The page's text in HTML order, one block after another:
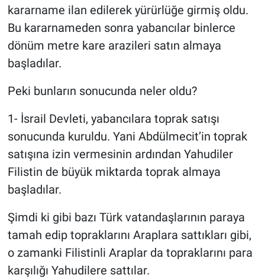
kararname ilan edilerek yürürlüğe girmiş oldu.
Bu kararnameden sonra yabancılar binlerce
dönüm metre kare arazileri satın almaya
başladılar.
Peki bunların sonucunda neler oldu?
1- İsrail Devleti, yabancılara toprak satışı
sonucunda kuruldu. Yani Abdülmecit’in toprak
satışına izin vermesinin ardından Yahudiler
Filistin de büyük miktarda toprak almaya
başladılar.
Şimdi ki gibi bazı Türk vatandaşlarının paraya
tamah edip topraklarını Araplara sattıkları gibi,
o zamanki Filistinli Araplar da topraklarını para
karşılığı Yahudilere sattılar.